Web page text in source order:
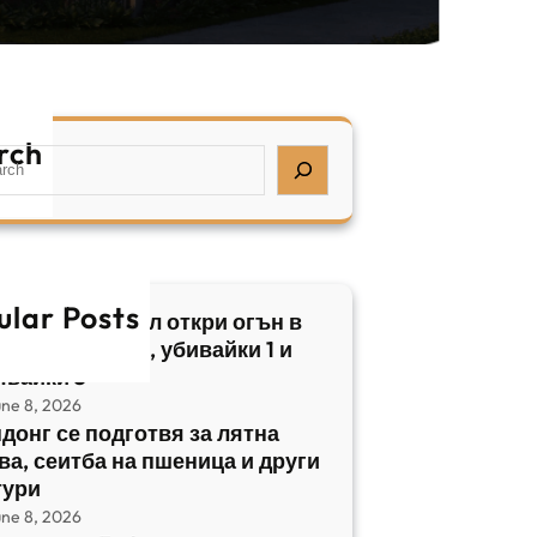
Posts
нападател откри огън в
Израел, убивайки 1 и
5
8, 2026
се подготвя за лятна
сеитба на пшеница и други
8, 2026